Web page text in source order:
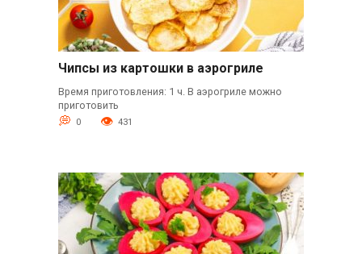
Чипсы из картошки в аэрогриле
Время приготовления: 1 ч. В аэрогриле можно
приготовить
0 431